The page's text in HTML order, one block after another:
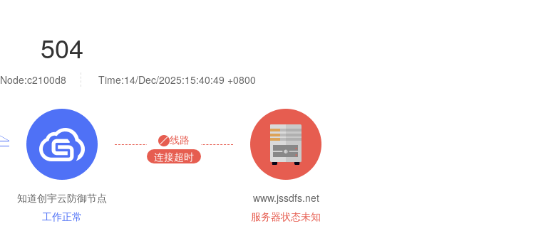
504
Node:c2100d8 Time:14/Dec/2025:15:40:49 +0800
知道创宇云防御节点
工作正常
线路
连接超时
www.jssdfs.net
服务器状态未知